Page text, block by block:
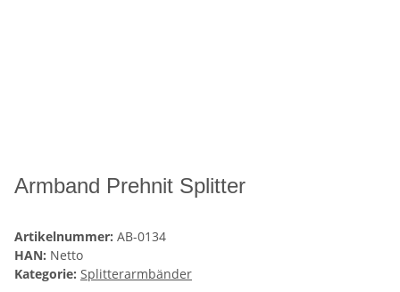
Armband Prehnit Splitter
Artikelnummer: AB-0134
HAN: Netto
Kategorie: Splitterarmbänder